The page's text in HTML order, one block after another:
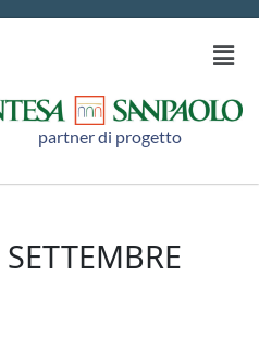
partner di progetto